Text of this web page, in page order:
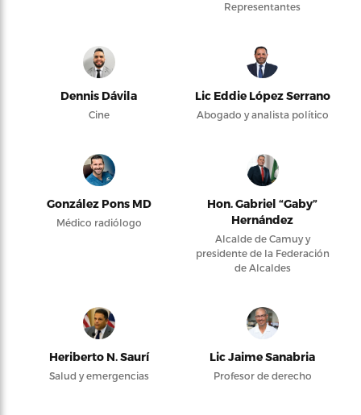
Representantes
Dennis Dávila
Cine
Lic Eddie López Serrano
Abogado y analista político
González Pons MD
Médico radiólogo
Hon. Gabriel “Gaby”
Hernández
Alcalde de Camuy y
presidente de la Federación
de Alcaldes
Heriberto N. Saurí
Salud y emergencias
Lic Jaime Sanabria
Profesor de derecho